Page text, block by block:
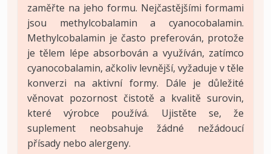
zaměřte na jeho formu. Nejčastějšími formami
jsou methylcobalamin a cyanocobalamin.
Methylcobalamin je často preferován, protože
je tělem lépe absorbován a využíván, zatímco
cyanocobalamin, ačkoliv levnější, vyžaduje v těle
konverzi na aktivní formy. Dále je důležité
věnovat pozornost čistotě a kvalitě surovin,
které výrobce používá. Ujistěte se, že
suplement neobsahuje žádné nežádoucí
přísady nebo alergeny.